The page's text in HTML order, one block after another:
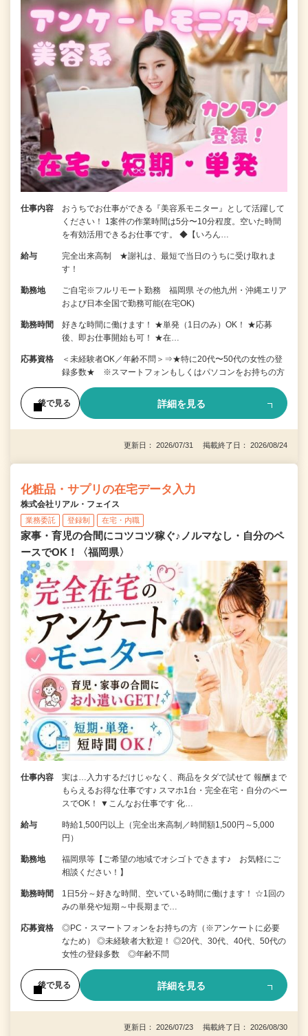
仕事内容
おうちでお仕事ができる『美容系モニター』として活躍して
ください！ 1案件の作業時間は5分〜10分程度。空いた時間
を有効活用できるお仕事です。 ◆【いろん…
給与
完全出来高制 ★謝礼は、最短で当日のうちに受け取れま
す！
勤務地
ご自宅※フルリモート勤務 福岡県 その他九州・沖縄エリア
および日本全国で勤務可能(在宅OK)
勤務時間
好きな時間に働けます！ ★単発（1日のみ）OK！ ★応募
後、即お仕事開始も可！ ★在…
応募資格
＜未経験者OK／年齢不問＞⇒★特に20代〜50代の女性の登
録多数★ ※スマートフォンもしくはパソコンをお持ちの方
後で見る 詳細を見る
更新日： 2026/07/31 掲載終了日： 2026/08/24
化粧品・サプリの在宅データ入力
株式会社リアル・フェイス
業務委託 登録制 在宅・内職
家事・育児の合間にコツコツ稼ぐ♪ノルマなし・自分のペ
ースでOK！〈福岡県〉
仕事内容
実は…入力するだけじゃなく、商品をタダで試せて 報酬まで
もらえるお得な仕事です♪ スマホ1台・完全在宅・自分のペー
スでOK！ ▼こんなお仕事です 化…
給与
時給1,500円以上（完全出来高制／時間額1,500円～5,000
円）
勤務地
福岡県等【ご希望の地域でオシゴトできます♪ お気軽にご
相談ください！】
勤務時間
1日5分～好きな時間、空いている時間に働けます！ ☆1回の
みの単発や短期～中長期まで…
応募資格
◎PC・スマートフォンをお持ちの方（※アンケートに必要
なため） ◎未経験者大歓迎！ ◎20代、30代、40代、50代の
女性の登録多数 ◎年齢不問
後で見る 詳細を見る
更新日： 2026/07/23 掲載終了日： 2026/08/30